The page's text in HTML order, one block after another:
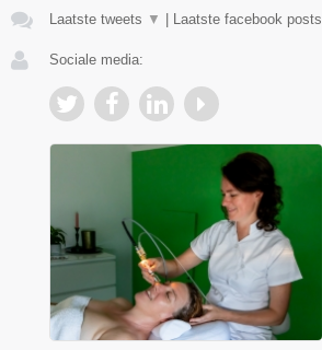
Laatste tweets ▼ Laatste facebook posts
Sociale media: